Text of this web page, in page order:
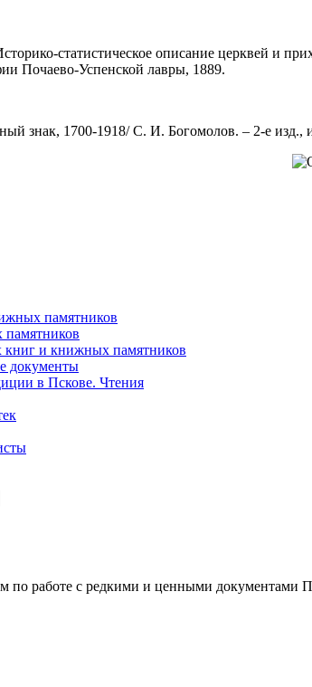
статистическое описание церквей и
Почаево-Успенской лавры, 1889.
знак, 1700-1918/ С. И. Богомолов. – 2-е
памятников
книг и книжных памятников
документы
в Пскове. Чтения
по работе с редкими и ценными документами